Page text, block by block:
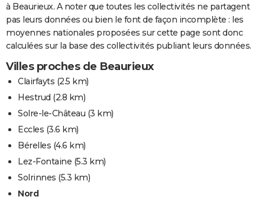
à Beaurieux. A noter que toutes les collectivités ne partagent
pas leurs données ou bien le font de façon incomplète : les
moyennes nationales proposées sur cette page sont donc
calculées sur la base des collectivités publiant leurs données.
Villes proches de Beaurieux
Clairfayts (2.5 km)
Hestrud (2.8 km)
Solre-le-Château (3 km)
Eccles (3.6 km)
Bérelles (4.6 km)
Lez-Fontaine (5.3 km)
Solrinnes (5.3 km)
Nord